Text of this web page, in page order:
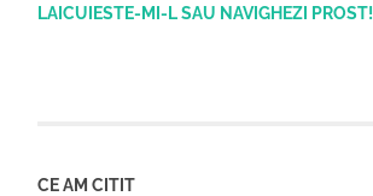
LAICUIESTE-MI-L SAU NAVIGHEZI PROST!
CE AM CITIT